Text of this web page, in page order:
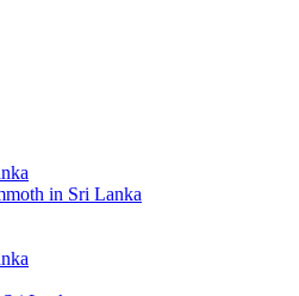
in Sri Lanka